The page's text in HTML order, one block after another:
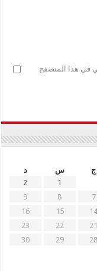
في هذا المتصفح
ج س
د
1
2
7
8
9
15
16
21
22
23
28
29
30